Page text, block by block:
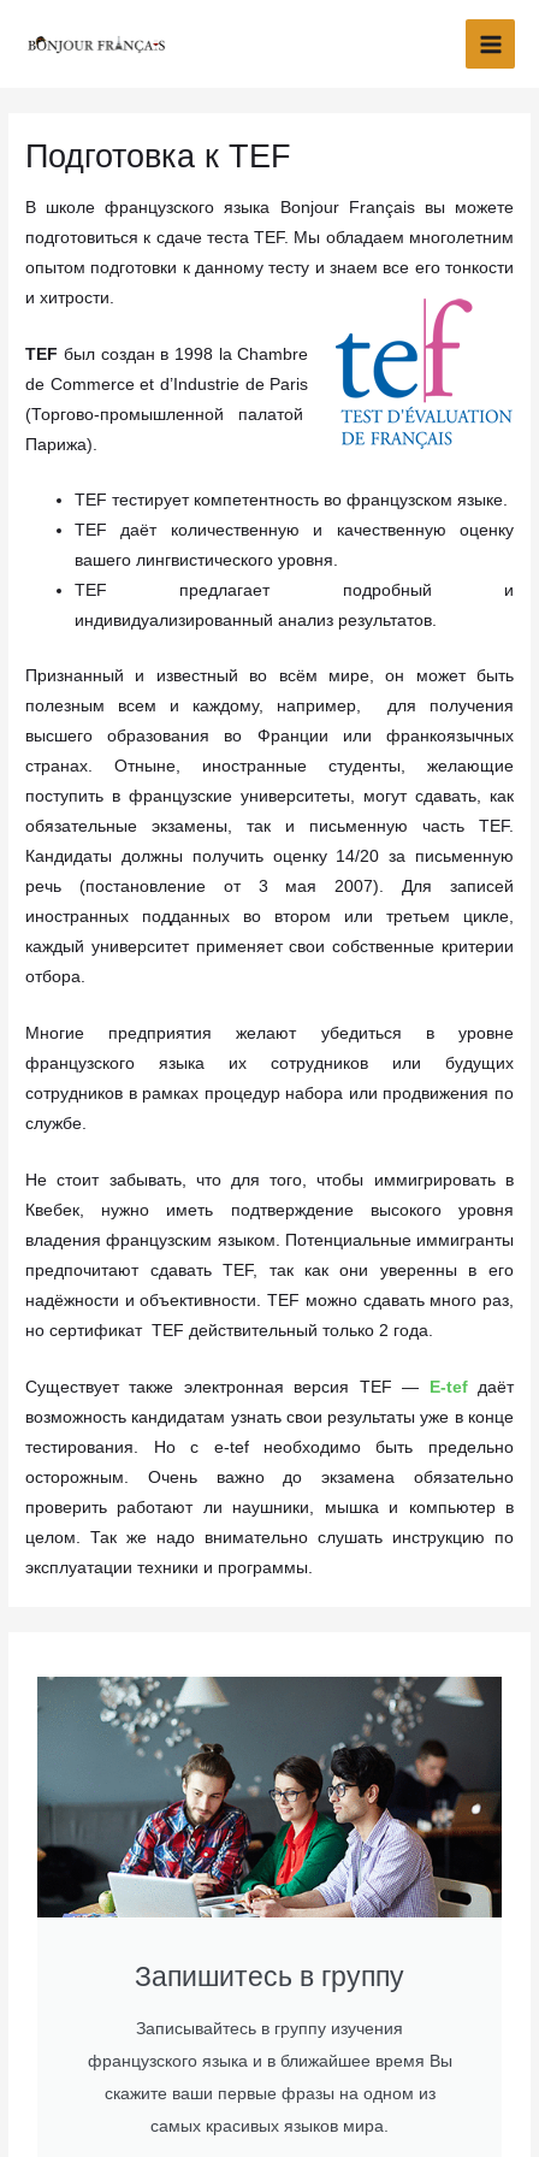
Main
Подготовка к TEF
В школе французского языка Bonjour Français вы можете
подготовиться к сдаче теста TEF. Мы обладаем многолетним
опытом подготовки к данному тесту и знаем все его тонкости
и хитрости.
TEF был создан в 1998 la Chambre
de Commerce et d’Industrie de Paris
(Торгово-промышленной палатой
Парижа).
TEF тестирует компетентность во французском языке.
TEF даёт количественную и качественную оценку
вашего лингвистического уровня.
TEF предлагает подробный и
индивидуализированный анализ результатов.
Признанный и известный во всём мире, он может быть
полезным всем и каждому, например, для получения
высшего образования во Франции или франкоязычных
странах. Отныне, иностранные студенты, желающие
поступить в французские университеты, могут сдавать, как
обязательные экзамены, так и письменную часть TEF.
Кандидаты должны получить оценку 14/20 за письменную
речь (постановление от 3 мая 2007). Для записей
иностранных подданных во втором или третьем цикле,
каждый университет применяет свои собственные критерии
отбора.
Многие предприятия желают убедиться в уровне
французского языка их сотрудников или будущих
сотрудников в рамках процедур набора или продвижения по
службе.
Не стоит забывать, что для того, чтобы иммигрировать в
Квебек, нужно иметь подтверждение высокого уровня
владения французским языком. Потенциальные иммигранты
предпочитают сдавать TEF, так как они уверенны в его
надёжности и объективности. TEF можно сдавать много раз,
но сертификат TEF действительный только 2 года.
Существует также электронная версия TEF — E-tefдаёт
возможность кандидатам узнать свои результаты уже в конце
тестирования. Но с e-tef необходимо быть предельно
осторожным. Очень важно до экзамена обязательно
проверить работают ли наушники, мышка и компьютер в
целом. Так же надо внимательно слушать инструкцию по
эксплуатации техники и программы.
Запишитесь в группу
Записывайтесь в группу изучения
французского языка и в ближайшее время Вы
скажите ваши первые фразы на одном из
самых красивых языков мира.